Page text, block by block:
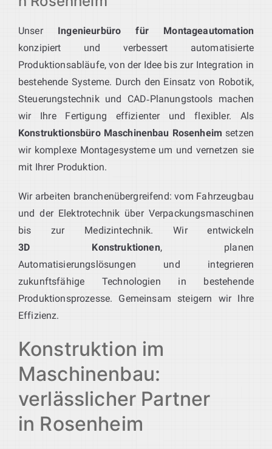
Unser Ingenieurbüro für Montageautomation
konzipiert und verbessert automatisierte
Produktionsabläufe, von der Idee bis zur Integration in
bestehende Systeme. Durch den Einsatz von Robotik,
Steuerungstechnik und CAD‑Planungstools machen
wir Ihre Fertigung effizienter und flexibler. Als
Konstruktionsbüro Maschinenbau Rosenheim setzen
wir komplexe Montagesysteme um und vernetzen sie
mit Ihrer Produktion.
Wir arbeiten branchenübergreifend: vom Fahrzeugbau
und der Elektrotechnik über Verpackungsmaschinen
bis zur Medizintechnik. Wir entwickeln
3D Konstruktionen, planen
Automatisierungslösungen und integrieren
zukunftsfähige Technologien in bestehende
Produktionsprozesse. Gemeinsam steigern wir Ihre
Effizienz.
Konstruktion im
Maschinenbau:
verlässlicher Partner
in Rosenheim